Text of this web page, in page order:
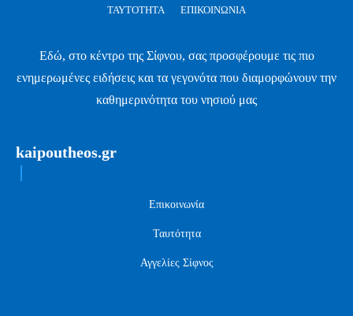
ΤΑΥΤΌΤΗΤΑ ΕΠΙΚΟΙΝΩΝΊΑ
Εδώ, στο κέντρο της Σίφνου, σας προσφέρουμε τις πιο
ενημερωμένες ειδήσεις και τα γεγονότα που διαμορφώνουν την
καθημερινότητα του νησιού μας
kaipoutheos.gr
Επικοινωνία
Ταυτότητα
Αγγελίες Σίφνος